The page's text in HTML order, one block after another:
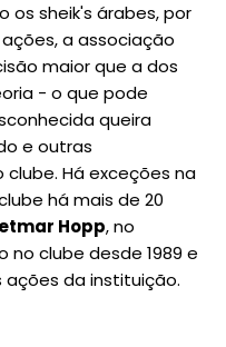
os sheik's árabes, por
ações, a associação
maior que a dos
- o que pode
queira
e outras
Há exceções na
há mais de 20
Hopp, no
no clube desde 1989 e
ações da instituição.